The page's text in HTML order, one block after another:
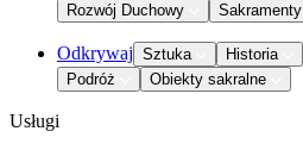
Rozwój Duchowy
Sakramenty
Odkrywaj Sztuka Historia
Podróż
Obiekty sakralne
Usługi